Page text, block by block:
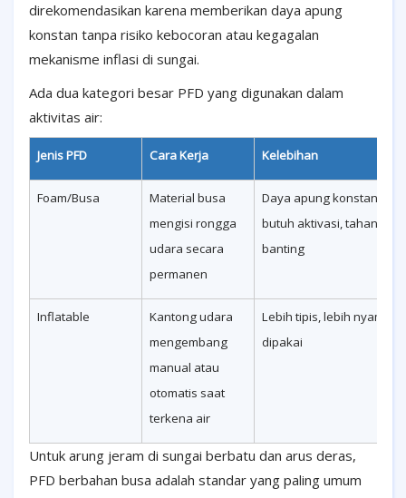
direkomendasikan karena memberikan daya apung
konstan tanpa risiko kebocoran atau kegagalan
mekanisme inflasi di sungai.
Ada dua kategori besar PFD yang digunakan dalam
aktivitas air:
Jenis PFD Cara Kerja Kelebihan
Foam/Busa
Material busa
mengisi rongga
udara secara
permanen
Daya apung konstan,
butuh aktivasi, tahan
banting
Inflatable
Kantong udara
mengembang
manual atau
otomatis saat
terkena air
Lebih tipis, lebih nyaman
dipakai
Untuk arung jeram di sungai berbatu dan arus deras,
PFD berbahan busa adalah standar yang paling umum